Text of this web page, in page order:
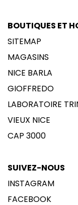
BOUTIQUES ET
SITEMAP
MAGASINS
NICE BARLA
GIOFFREDO
LABORATOIRE
VIEUX NICE
CAP 3000
SUIVEZ-NOUS
INSTAGRAM
FACEBOOK